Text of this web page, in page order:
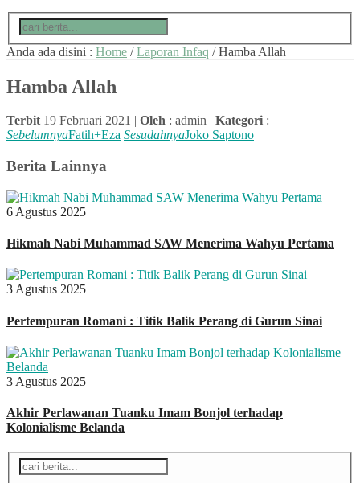
Anda ada disini : Home /Laporan Infaq /Hamba Allah
Hamba Allah
Terbit 19 Februari 2021 | Oleh : admin | Kategori :
SebelumnyaFatih+Eza SesudahnyaJoko Saptono
Berita Lainnya
6 Agustus 2025
Hikmah Nabi Muhammad SAW Menerima Wahyu Pertama
3 Agustus 2025
Pertempuran Romani : Titik Balik Perang di Gurun Sinai
3 Agustus 2025
Akhir Perlawanan Tuanku Imam Bonjol terhadap
Kolonialisme Belanda